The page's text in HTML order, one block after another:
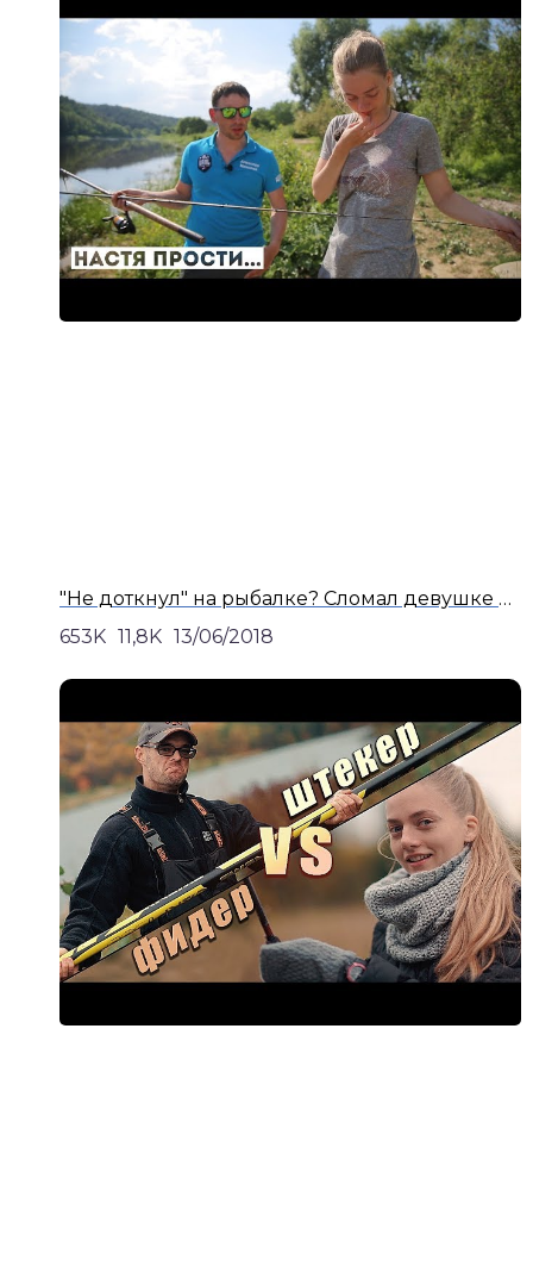
"Не доткнул" на рыбалке? Сломал девушке фидер...
653K 11,8K 13/06/2018